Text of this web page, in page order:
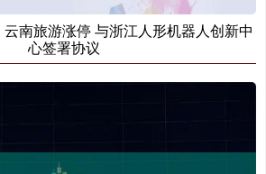
南旅游涨停 与浙江人形机器人创新中
心签署协议